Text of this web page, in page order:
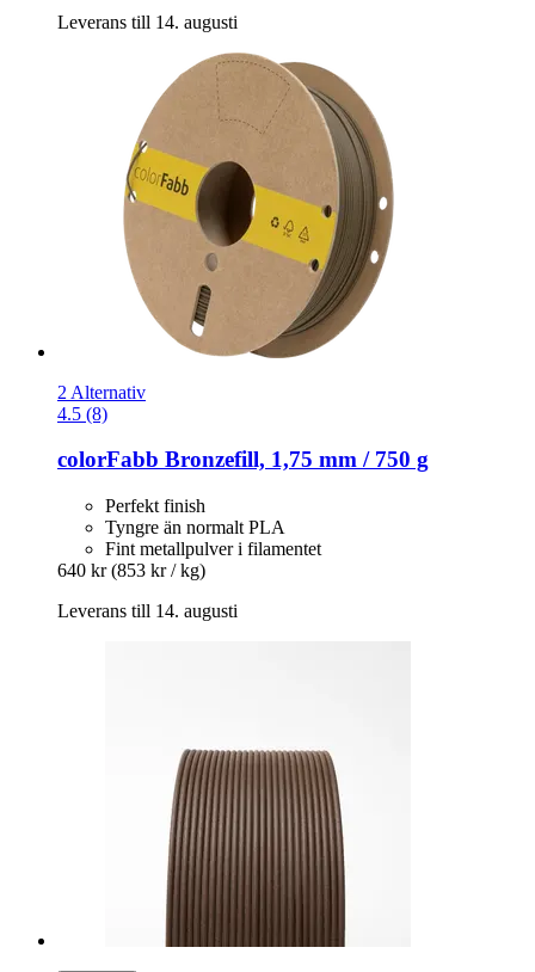
Leverans till 14. augusti
2 Alternativ
4.5 (8)
colorFabb Bronzefill, 1,75 mm / 750 g
Perfekt finish
Tyngre än normalt PLA
Fint metallpulver i filamentet
640 kr (853 kr / kg)
Leverans till 14. augusti